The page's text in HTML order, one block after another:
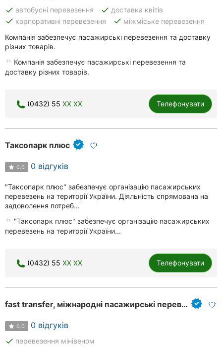
done автобусні перевезення done доставка квітів
done корпоративні перевезення done міжміське перевезення
Компанія забезпечує пасажирські перевезення та доставку
різних товарів.
Компанія забезпечує пасажирські перевезення та
доставку різних товарів.
(0432) 55 XX XX Телефонувати
Таксопарк плюс
0.0 0 відгуків
"Таксопарк плюс" забезпечує організацію пасажирських
перевезень на території України. Діяльність спрямована на
задоволення потреб...
"Таксопарк плюс" забезпечує організацію пасажирських
перевезень на території України...
(0432) 55 XX XX Телефонувати
fast transfer, міжнародні пасажирські перевезення
0.0 0 відгуків
done перевезення мінівеном